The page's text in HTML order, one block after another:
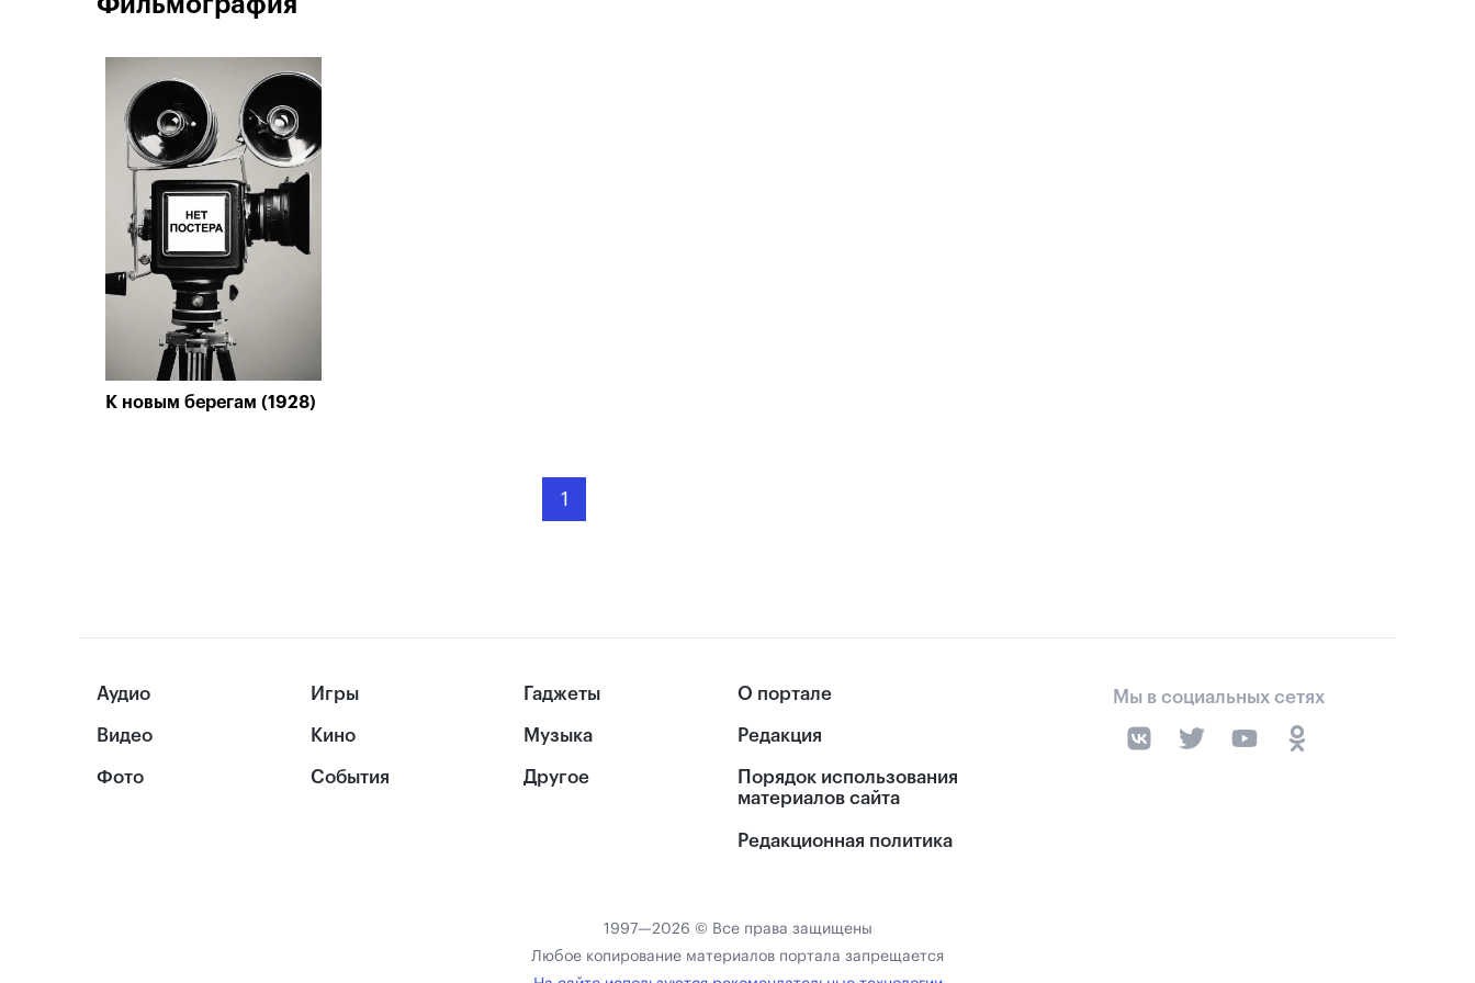
К новым берегам (1928)
1
Аудио
Видео
Фото
Игры
Кино
События
Гаджеты
Музыка
Другое
О портале
Редакция
Порядок использования
материалов сайта
Редакционная политика
Мы в социальных сетях
1997—2026 © Все права защищены
Любое копирование материалов портала запрещается